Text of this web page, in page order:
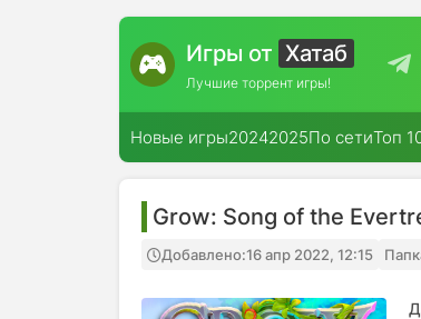
Игры от Хатаб
Лучшие торрент игры!
Новые игры20242025По сетиТоп
Grow: Song of the
Добавлено:16 апр 2022, 12:15